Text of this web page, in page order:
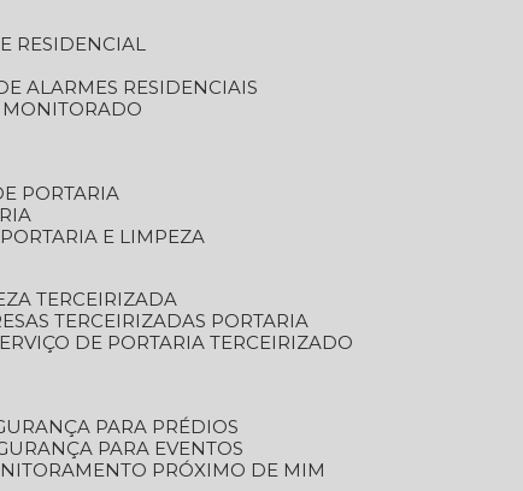
RESIDENCIAL
DE ALARMES RESIDENCIAIS
MONITORADO
PORTARIA
PORTARIA E LIMPEZA
TERCEIRIZADA
TERCEIRIZADAS PORTARIA
SERVIÇO DE PORTARIA TERCEIRIZADO
PARA PRÉDIOS
PARA EVENTOS
PRÓXIMO DE MIM